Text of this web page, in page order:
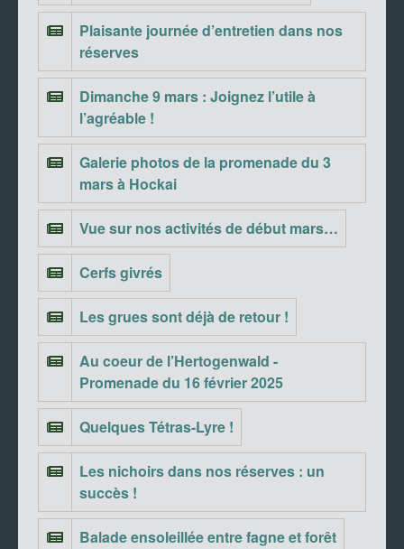
Plaisante journée d’entretien dans nos
réserves
Dimanche 9 mars : Joignez l’utile à
l’agréable !
Galerie photos de la promenade du 3
mars à Hockai
Vue sur nos activités de début mars…
Cerfs givrés
Les grues sont déjà de retour !
Au coeur de l’Hertogenwald -
Promenade du 16 février 2025
Quelques Tétras-Lyre !
Les nichoirs dans nos réserves : un
succès !
Balade ensoleillée entre fagne et forêt